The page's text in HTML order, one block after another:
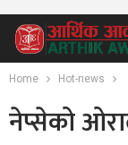
Home Hot-news
नेप्सेको